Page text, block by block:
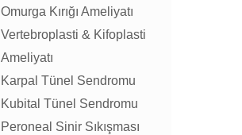
Omurga Kırığı Ameliyatı
Vertebroplasti & Kifoplasti
Ameliyatı
Karpal Tünel Sendromu
Kubital Tünel Sendromu
Peroneal Sinir Sıkışması